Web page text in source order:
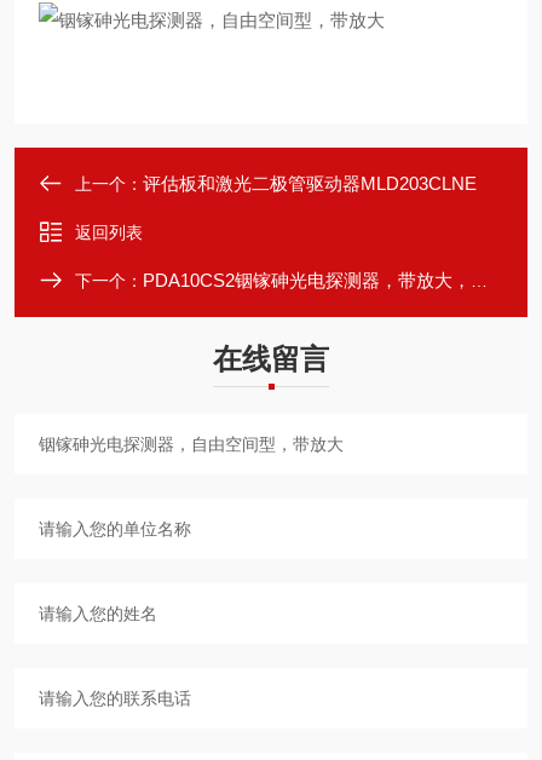
上一个： 评估板和激光二极管驱动器MLD203CLNE
返回列表
下一个： PDA10CS2铟镓砷光电探测器，带放大，可调增益
在线留言